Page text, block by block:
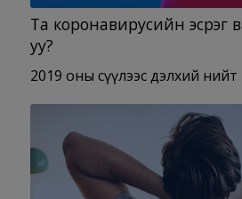
Та коронавирусийн эсрэг
уу?
2019 оны сүүлээс дэлхий